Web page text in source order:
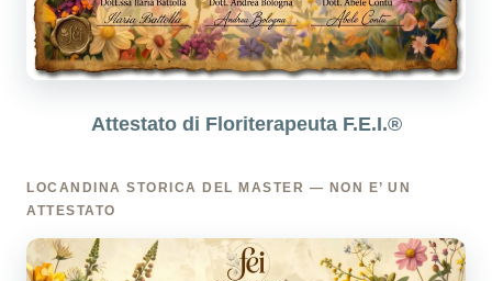
Attestato di Floriterapeuta F.E.I.®
LOCANDINA STORICA DEL MASTER — NON E’ UN
ATTESTATO